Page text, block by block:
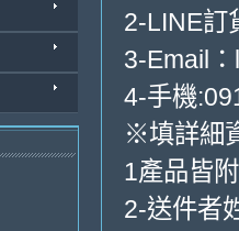
2-LINE訂
3-Email
4-手機
※填詳細
1產品皆
2-送件者